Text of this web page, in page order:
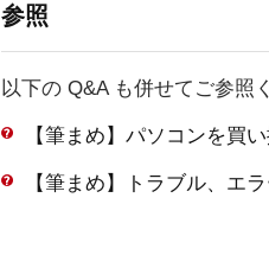
参照
以下の Q&A も併せてご参照
【筆まめ】パソコンを買
【筆まめ】トラブル、エ